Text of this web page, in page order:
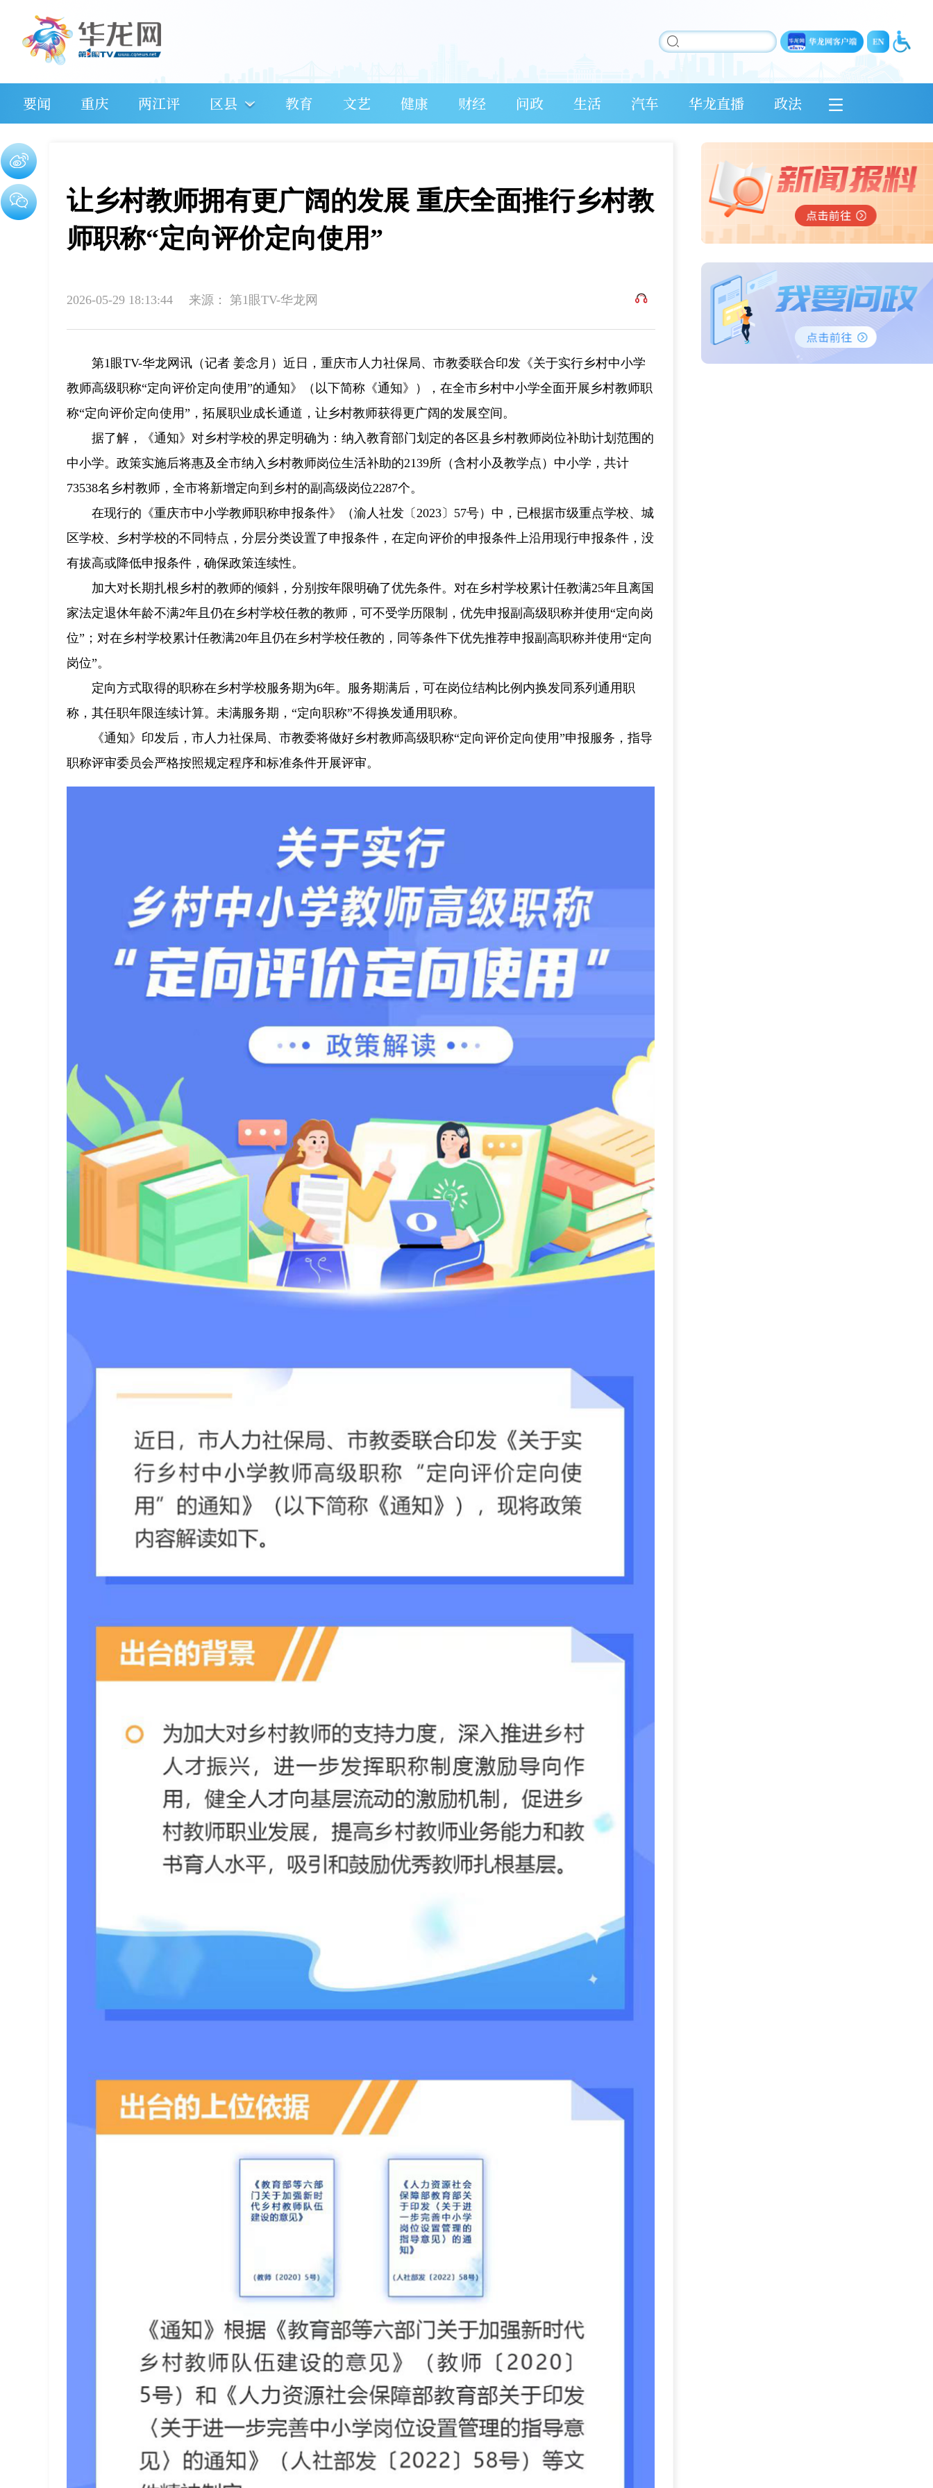
要闻 重庆 两江评 区县 教育 文艺 健康 财经 问政 生活 汽车 华龙直播 政法
让乡村教师拥有更广阔的发展 重庆全面推行乡村教
师职称“定向评价定向使用”
2026-05-29 18:13:44 来源： 第1眼TV-华龙网
第1眼TV-华龙网讯（记者 姜念月）近日，重庆市人力社保局、市教委联合印发《关于实行乡村中小学
教师高级职称“定向评价定向使用”的通知》（以下简称《通知》），在全市乡村中小学全面开展乡村教师职
称“定向评价定向使用”，拓展职业成长通道，让乡村教师获得更广阔的发展空间。
据了解，《通知》对乡村学校的界定明确为：纳入教育部门划定的各区县乡村教师岗位补助计划范围的
中小学。政策实施后将惠及全市纳入乡村教师岗位生活补助的2139所（含村小及教学点）中小学，共计
73538名乡村教师，全市将新增定向到乡村的副高级岗位2287个。
在现行的《重庆市中小学教师职称申报条件》（渝人社发〔2023〕57号）中，已根据市级重点学校、城
区学校、乡村学校的不同特点，分层分类设置了申报条件，在定向评价的申报条件上沿用现行申报条件，没
有拔高或降低申报条件，确保政策连续性。
加大对长期扎根乡村的教师的倾斜，分别按年限明确了优先条件。对在乡村学校累计任教满25年且离国
家法定退休年龄不满2年且仍在乡村学校任教的教师，可不受学历限制，优先申报副高级职称并使用“定向岗
位”；对在乡村学校累计任教满20年且仍在乡村学校任教的，同等条件下优先推荐申报副高职称并使用“定向
岗位”。
定向方式取得的职称在乡村学校服务期为6年。服务期满后，可在岗位结构比例内换发同系列通用职
称，其任职年限连续计算。未满服务期，“定向职称”不得换发通用职称。
《通知》印发后，市人力社保局、市教委将做好乡村教师高级职称“定向评价定向使用”申报服务，指导
职称评审委员会严格按照规定程序和标准条件开展评审。